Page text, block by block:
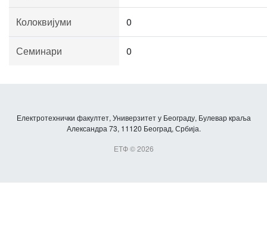
Колоквијуми 0
Семинари 0
Електротехнички факултет, Универзитет у Београду, Булевар краља
Александра 73, 11120 Београд, Србија.
ЕТФ © 2026